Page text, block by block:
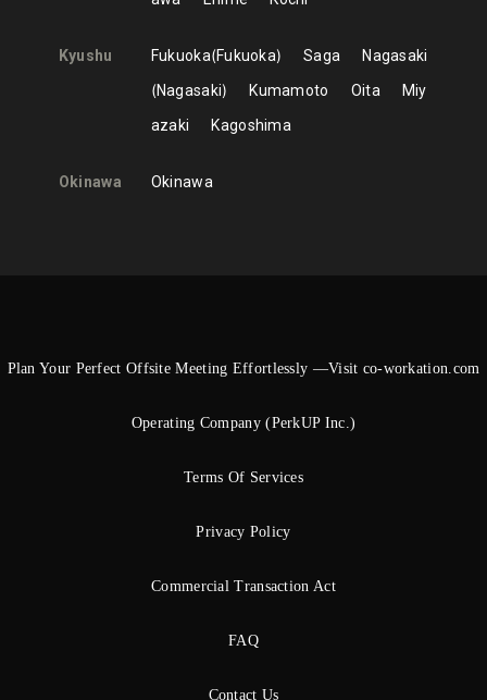
Kyushu Fukuoka Fukuoka Saga
Nagasaki
Nagasaki
Kumamoto Oita
Miy
azaki
Kagoshima
Okinawa Okinawa
Plan Your Perfect Offsite Meeting Effortlessly —Visit co-workation.com
Operating Company (PerkUP Inc.)
Terms Of Services
Privacy Policy
Commercial Transaction Act
FAQ
Contact Us